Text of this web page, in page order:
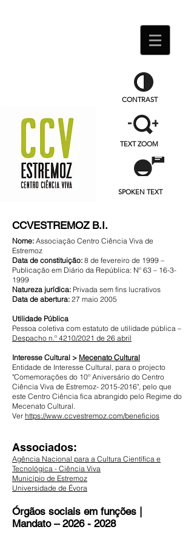
CONTRAST
TEXT ZOOM
SPOKEN TEXT
CCVESTREMOZ B.I.
Nome: Associação Centro Ciência Viva de
Estremoz
Data de constituição: 8 de fevereiro de 1999 –
Publicação em Diário da República: Nº 63 – 16-3-
1999
Natureza jurídica: Privada sem fins lucrativos
Data de abertura: 27 maio 2005
Utilidade Pública
Pessoa coletiva com estatuto de utilidade pública –
Despacho n.º 4210/2021 de 26 abril
Interesse Cultural > Mecenato Cultural
Entidade de Interesse Cultural, para o projecto
"Comemorações do 10º Aniversário do Centro
Ciência Viva de Estremoz- 2015-2016", pelo que
este Centro Ciência fica abrangido pelo Regime do
Mecenato Cultural.
Ver https://www.ccvestremoz.com/beneficios
Associados:
Agência Nacional para a Cultura Científica e
Tecnológica - Ciência Viva
Município de Estremoz
Universidade de Évora
Órgãos sociais em funções |
Mandato –2026 - 2028